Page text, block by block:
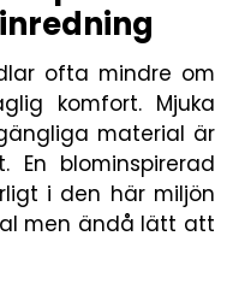
ofta mindre om
komfort. Mjuka
material är
blominspirerad
i den här miljön
men ändå lätt att